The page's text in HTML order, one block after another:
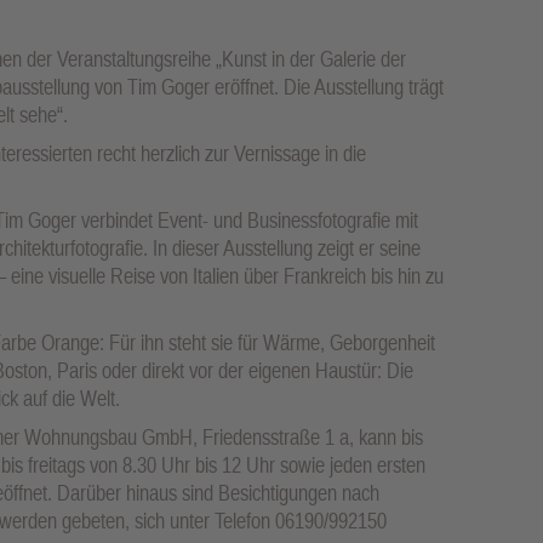
der Veranstaltungsreihe „Kunst in der Galerie der
von Tim Goger eröffnet. Die Ausstellung trägt
sehe“.
recht herzlich zur Vernissage in die
Goger verbindet Event- und Businessfotografie mit
In dieser Ausstellung zeigt er seine
visuelle Reise von Italien über Frankreich bis hin zu
Orange: Für ihn steht sie für Wärme, Geborgenheit
Paris oder direkt vor der eigenen Haustür: Die
auf die Welt.
Wohnungsbau GmbH, Friedensstraße 1 a, kann bis
freitags von 8.30 Uhr bis 12 Uhr sowie jeden ersten
Darüber hinaus sind Besichtigungen nach
gebeten, sich unter Telefon 06190/992150